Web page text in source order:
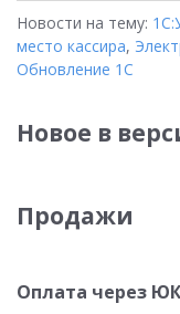
Новости на тему:
место кассира,
Обновление 1С
Новое в
Продажи
Оплата через